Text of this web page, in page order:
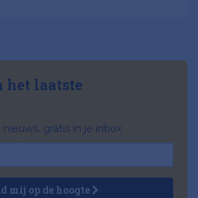
het laatste
gratis in je inbox
mij op de hoogte